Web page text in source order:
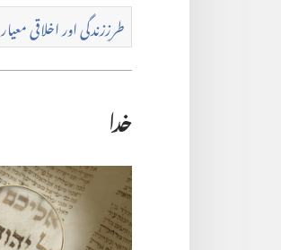
طرزِزندگی اور اخلاقی معیار
خدا